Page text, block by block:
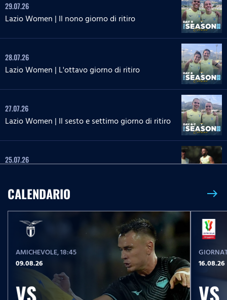
29.07.26
Lazio Women | Il nono giorno di ritiro
28.07.26
Lazio Women | L'ottavo giorno di ritiro
27.07.26
Lazio Women | Il sesto e settimo giorno di ritiro
25.07.26
25.07.26
Lazio Women | Il quinto giorno di ritiro
24.07.26
Il dodicesimo giorno di ritiro
CALENDARIO east
AMICHEVOLE, 18:45
09.08.26
VS
16.08.26
VS